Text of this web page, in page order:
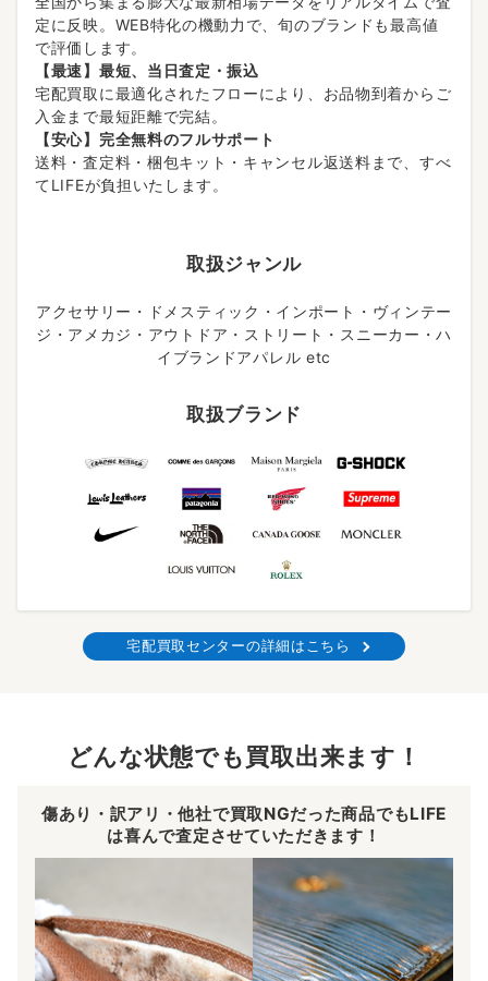
定に反映。WEB特化の機動力で、旬のブランドも最高値
で評価します。
【最速】最短、当日査定・振込
宅配買取に最適化されたフローにより、お品物到着からご
入金まで最短距離で完結。
【安心】完全無料のフルサポート
送料・査定料・梱包キット・キャンセル返送料まで、すべ
てLIFEが負担いたします。
取扱ジャンル
アクセサリー・ドメスティック・インポート・ヴィンテー
ジ・アメカジ・アウトドア・ストリート・スニーカー・ハ
イブランドアパレル etc
取扱ブランド
宅配買取センターの詳細はこちら
どんな状態でも買取出来ます！
傷あり・訳アリ・他社で買取NGだった商品でもLIFE
は喜んで査定させていただきます！